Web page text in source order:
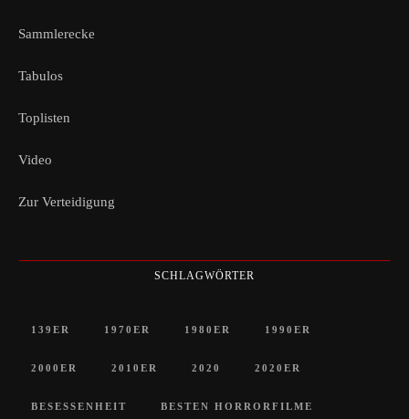
Sammlerecke
Tabulos
Toplisten
Video
Zur Verteidigung
SCHLAGWÖRTER
139ER 1970ER 1980ER 1990ER
2000ER 2010ER 2020 2020ER
BESESSENHEIT BESTEN HORRORFILME